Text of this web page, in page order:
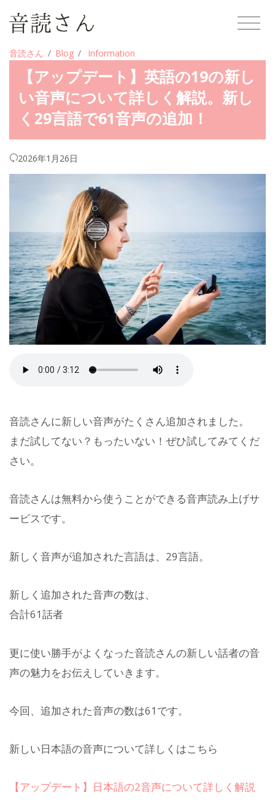
音読さん Blog Information
【アップデート】英語の19の新し
い音声について詳しく解説。新し
く29言語で61音声の追加！
2026年1月26日
音読さんに新しい音声がたくさん追加されました。
まだ試してない？もったいない！ぜひ試してみてくだ
さい。
音読さんは無料から使うことができる音声読み上げサ
ービスです。
新しく音声が追加された言語は、29言語。
新しく追加された音声の数は、
合計61話者
更に使い勝手がよくなった音読さんの新しい話者の音
声の魅力をお伝えしていきます。
今回、追加された音声の数は61です。
新しい日本語の音声について詳しくはこちら
【アップデート】日本語の2音声について詳しく解説